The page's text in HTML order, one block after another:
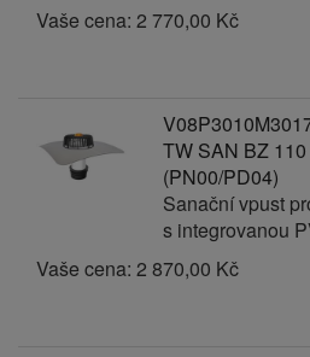
Vaše cena: 2 770,00 Kč
TW SAN BZ
(PN00/PD04)
Sanační vpust
s integrovanou
Vaše cena: 2 870,00 Kč